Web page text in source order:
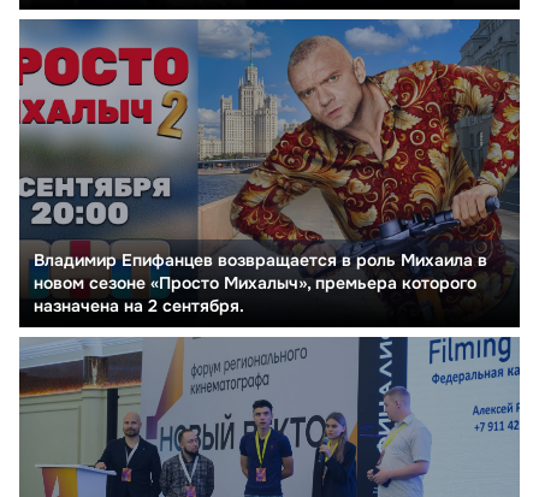
Владимир Епифанцев возвращается в роль Михаила в
новом сезоне «Просто Михалыч», премьера которого
назначена на 2 сентября.